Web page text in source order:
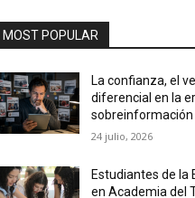
MOST POPULAR
La confianza, el
diferencial en la
sobreinformación
24 julio, 2026
Estudiantes de la
en Academia del